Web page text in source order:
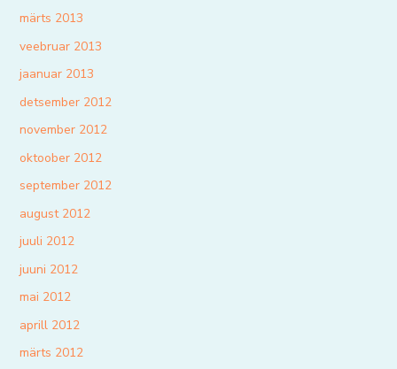
märts 2013
veebruar 2013
jaanuar 2013
detsember 2012
november 2012
oktoober 2012
september 2012
august 2012
juuli 2012
juuni 2012
mai 2012
aprill 2012
märts 2012